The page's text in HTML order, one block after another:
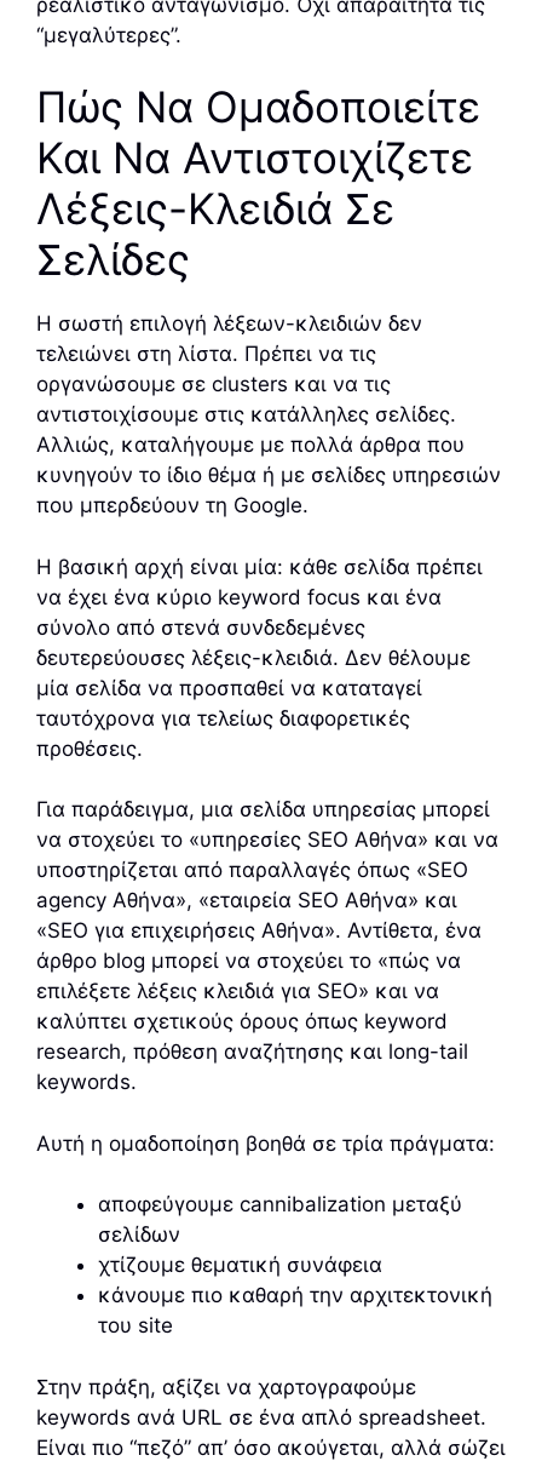
“μεγαλύτερες”.
Πώς Να Ομαδοποιείτε
Και Να Αντιστοιχίζετε
Λέξεις-Κλειδιά Σε
Σελίδες
Η σωστή επιλογή λέξεων-κλειδιών δεν
τελειώνει στη λίστα. Πρέπει να τις
οργανώσουμε σε clusters και να τις
αντιστοιχίσουμε στις κατάλληλες σελίδες.
Αλλιώς, καταλήγουμε με πολλά άρθρα που
κυνηγούν το ίδιο θέμα ή με σελίδες υπηρεσιών
που μπερδεύουν τη Google.
Η βασική αρχή είναι μία: κάθε σελίδα πρέπει
να έχει ένα κύριο keyword focus και ένα
σύνολο από στενά συνδεδεμένες
δευτερεύουσες λέξεις-κλειδιά. Δεν θέλουμε
μία σελίδα να προσπαθεί να καταταγεί
ταυτόχρονα για τελείως διαφορετικές
προθέσεις.
Για παράδειγμα, μια σελίδα υπηρεσίας μπορεί
να στοχεύει το «υπηρεσίες SEO Αθήνα» και να
υποστηρίζεται από παραλλαγές όπως «SEO
agency Αθήνα», «εταιρεία SEO Αθήνα» και
«SEO για επιχειρήσεις Αθήνα». Αντίθετα, ένα
άρθρο blog μπορεί να στοχεύει το «πώς να
επιλέξετε λέξεις κλειδιά για SEO» και να
καλύπτει σχετικούς όρους όπως keyword
research, πρόθεση αναζήτησης και long-tail
keywords.
Αυτή η ομαδοποίηση βοηθά σε τρία πράγματα:
αποφεύγουμε cannibalization μεταξύ
σελίδων
χτίζουμε θεματική συνάφεια
κάνουμε πιο καθαρή την αρχιτεκτονική
του site
Στην πράξη, αξίζει να χαρτογραφούμε
keywords ανά URL σε ένα απλό spreadsheet.
Είναι πιο “πεζό” απ’ όσο ακούγεται, αλλά σώζει